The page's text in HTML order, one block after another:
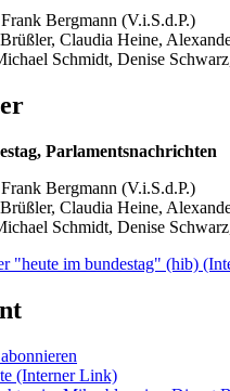
Frank Bergmann (V.i.S.d.P.)
Claudia Heine,
Schmidt, Denise
Parlamentsnachrichten
Frank Bergmann (V.i.S.d.P.)
Claudia Heine,
Schmidt, Denise
"heute im bundestag" (hib)
(Interner Link)